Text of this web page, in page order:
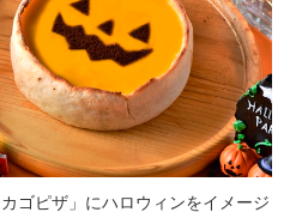
ゴピザ」にハロウィンをイメージ